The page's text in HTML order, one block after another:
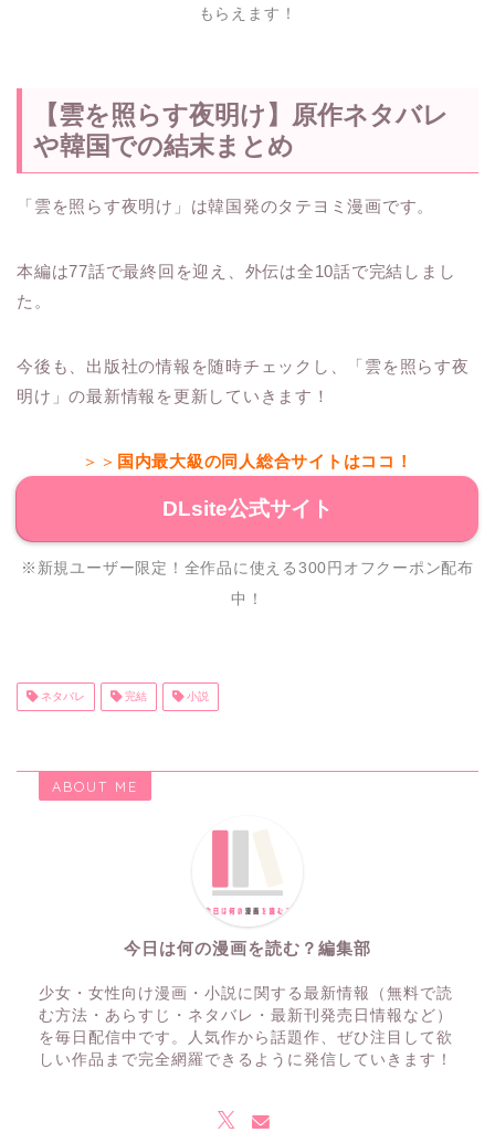
もらえます！
【雲を照らす夜明け】原作ネタバレ
や韓国での結末まとめ
「雲を照らす夜明け」は韓国発のタテヨミ漫画です。
本編は77話で最終回を迎え、外伝は全10話で完結しまし
た。
今後も、出版社の情報を随時チェックし、「雲を照らす夜
明け」の最新情報を更新していきます！
＞＞ 国内最大級の同人総合サイトはココ！
DLsite公式サイト
※新規ユーザー限定！全作品に使える300円オフクーポン配布
中！
ネタバレ 完結 小説
ABOUT ME
今日は何の漫画を読む？編集部
少女・女性向け漫画・小説に関する最新情報（無料で読
む方法・あらすじ・ネタバレ・最新刊発売日情報など）
を毎日配信中です。人気作から話題作、ぜひ注目して欲
しい作品まで完全網羅できるように発信していきます！